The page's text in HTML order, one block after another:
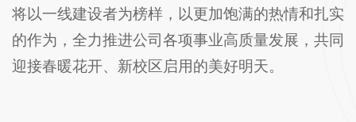
将以一线建设者为榜样，以更加饱满的热情和扎实
的作为，全力推进公司各项事业高质量发展，共同
迎接春暖花开、新校区启用的美好明天。